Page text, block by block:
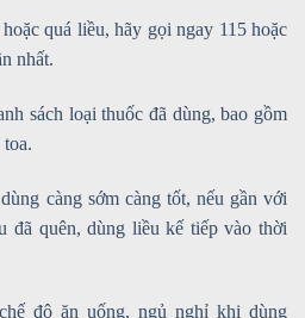
quá liều, hãy gọi ngay 115 hoặc
nhất.
sách loại thuốc đã dùng, bao gồm
càng sớm càng tốt, nếu gần với
đã quên, dùng liều kế tiếp vào thời
độ ăn uống, ngủ nghỉ khi dùng